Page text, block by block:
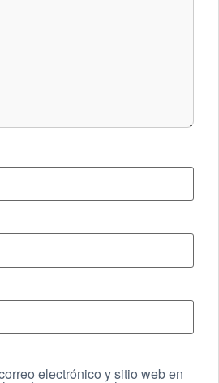
electrónico y sitio web en